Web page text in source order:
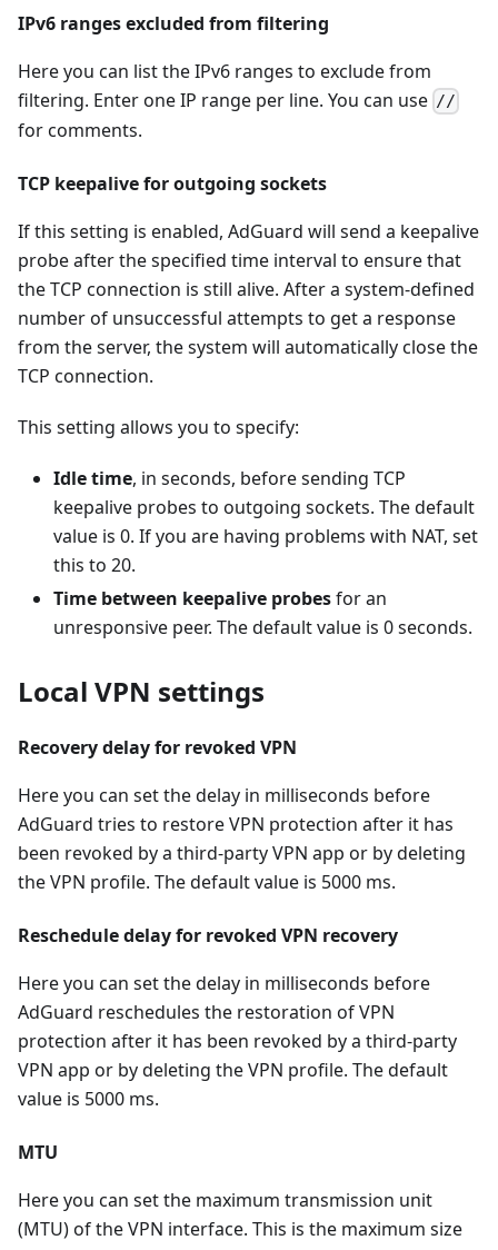
IPv6 ranges excluded from filtering
Here you can list the IPv6 ranges to exclude from
filtering. Enter one IP range per line. You can use //
for comments.
TCP keepalive for outgoing sockets
If this setting is enabled, AdGuard will send a keepalive
probe after the specified time interval to ensure that
the TCP connection is still alive. After a system-defined
number of unsuccessful attempts to get a response
from the server, the system will automatically close the
TCP connection.
This setting allows you to specify:
Idle time, in seconds, before sending TCP
keepalive probes to outgoing sockets. The default
value is 0. If you are having problems with NAT, set
this to 20.
Time between keepalive probesfor an
unresponsive peer. The default value is 0 seconds.
Local VPN settings
Recovery delay for revoked VPN
Here you can set the delay in milliseconds before
AdGuard tries to restore VPN protection after it has
been revoked by a third-party VPN app or by deleting
the VPN profile. The default value is 5000 ms.
Reschedule delay for revoked VPN recovery
Here you can set the delay in milliseconds before
AdGuard reschedules the restoration of VPN
protection after it has been revoked by a third-party
VPN app or by deleting the VPN profile. The default
value is 5000 ms.
MTU
Here you can set the maximum transmission unit
(MTU) of the VPN interface. This is the maximum size